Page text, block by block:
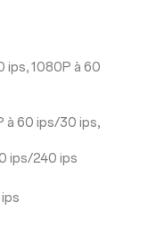
ips, 1080P à 60
à 60 ips/30 ips,
ips/240 ips